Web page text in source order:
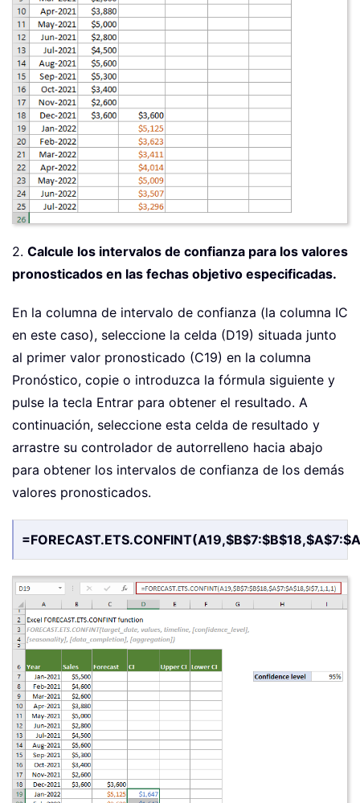
2. Calcule los intervalos de confianza para los valores
pronosticados en las fechas objetivo especificadas.
En la columna de intervalo de confianza (la columna IC
en este caso), seleccione la celda (D19) situada junto
al primer valor pronosticado (C19) en la columna
Pronóstico, copie o introduzca la fórmula siguiente y
pulse la tecla Entrar para obtener el resultado. A
continuación, seleccione esta celda de resultado y
arrastre su controlador de autorrelleno hacia abajo
para obtener los intervalos de confianza de los demás
valores pronosticados.